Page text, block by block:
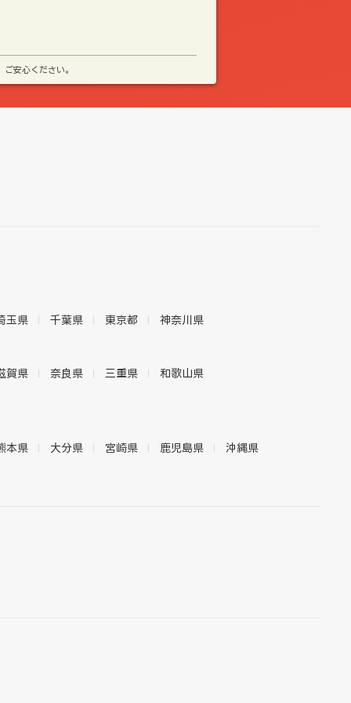
安心ください。
玉県 千葉県 東京都 神奈川県
賀県 奈良県 三重県 和歌山県
本県 大分県 宮崎県 鹿児島県 沖縄県